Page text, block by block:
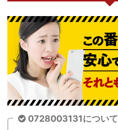
0728003131について